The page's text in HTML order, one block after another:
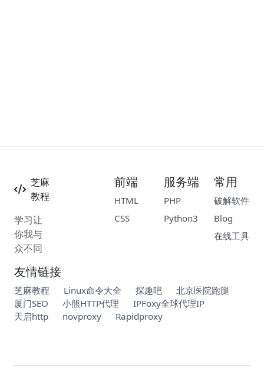
芝麻
教程
学习让
你我与
众不同
前端
HTML
CSS
服务端
PHP
Python3
常用
破解软件
Blog
在线工具
友情链接
芝麻教程 Linux命令大全 探趣吧
北京医院跑腿
厦门SEO
小熊HTTP代理
IPFoxy全球代理IP
天启http
novproxy Rapidproxy